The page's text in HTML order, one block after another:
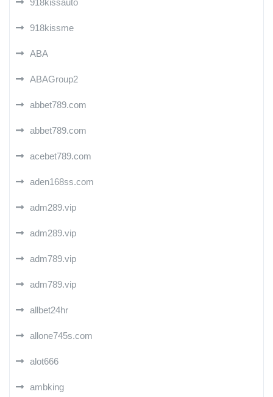
918kissme
ABA
ABAGroup2
abbet789.com
abbet789.com
acebet789.com
aden168ss.com
adm289.vip
adm289.vip
adm789.vip
adm789.vip
allbet24hr
allone745s.com
alot666
ambking